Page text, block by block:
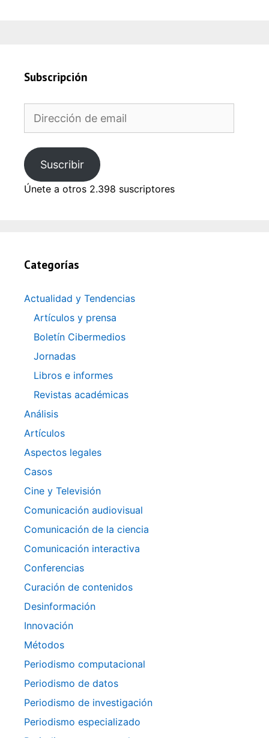
Subscripción
de
Suscribir
Únete a otros 2.398 suscriptores
Categorías
Actualidad y Tendencias
Artículos y prensa
Boletín Cibermedios
Jornadas
Libros e informes
Revistas académicas
Análisis
Artículos
Aspectos legales
Casos
Cine y Televisión
Comunicación audiovisual
Comunicación de la ciencia
Comunicación interactiva
Conferencias
Curación de contenidos
Desinformación
Innovación
Métodos
Periodismo computacional
Periodismo de datos
Periodismo de investigación
Periodismo especializado